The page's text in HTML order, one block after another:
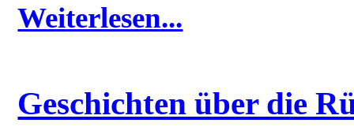
Weiterlesen...
Geschichten über die